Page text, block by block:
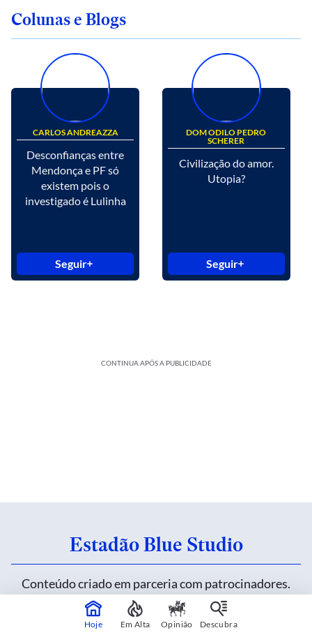
Colunas e Blogs
CARLOS ANDREAZZA
Desconfianças entre
Mendonça e PF só
existem pois o
investigado é Lulinha
Seguir
DOM ODILO PEDRO
SCHERER
Civilização do amor.
Utopia?
Seguir
CONTINUA APÓS A PUBLICIDADE
Estadão Blue Studio
Conteúdo criado em parceria com patrocinadores.
Saiba mais
Hoje Em Alta Opinião Descubra